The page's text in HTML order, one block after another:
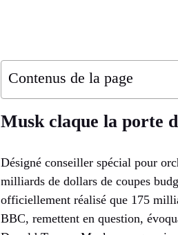
Contenus de la page
Musk claque la porte
Désigné conseiller spécial pour
milliards de dollars de coupes
officiellement réalisé que 175
BBC, remettent en question,